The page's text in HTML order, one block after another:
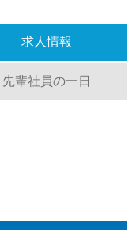
求人情報
先輩社員の一日